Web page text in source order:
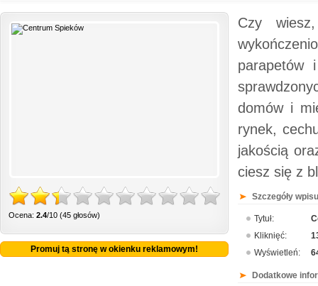
Ocena: 2.4/10 (45 głosów)
Promuj tą stronę w okienku reklamowym!
Czy
parapetów
domów i
rynek,
jakością
ciesz się z
Szczegóły
Tytuł:
Kliknięć:
Wyświetleń:
Dodatkowe